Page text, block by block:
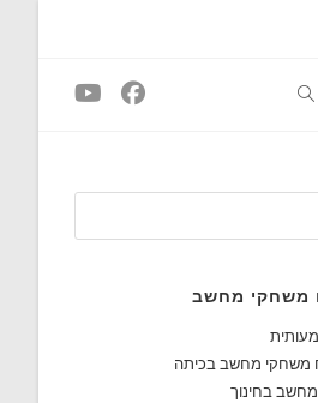
Toggle
search
משחקי מחשב
משחקי מחשב בכיתה
בחינוך